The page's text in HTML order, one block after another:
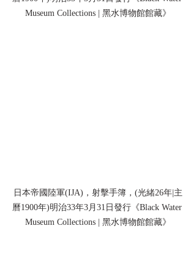
Museum Collections | 黑水博物館館藏》
日本帝國陸軍(IJA)，射擊手簿，(光緒26年|主
曆1900年)明治33年3月31日發行《Black Water
Museum Collections | 黑水博物館館藏》